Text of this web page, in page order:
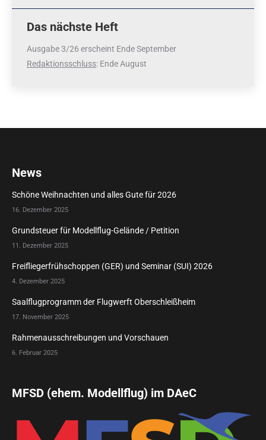
Das nächste Heft
Ausgabe 3/26 erscheint Ende September
Redaktionsschluss: Ende August
News
Schöne Weihnachten und alles Gute für 2026
16. Dezember 2025
Grundsteuer für Modellflug-Gelände / Petition
11. Dezember 2025
Freifliegerfrühschoppen (GER) und Seminar (SUI) 2026
4. Dezember 2025
Saalflugprogramm der Flugwerft Oberschleißheim
17. November 2025
Rahmenausschreibungen und Vorschauen
6. Februar 2025
MFSD (ehem. Modellflug) im DAeC